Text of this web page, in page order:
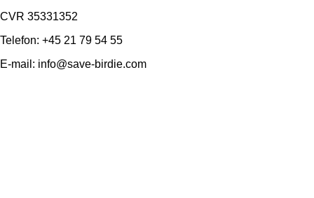
CVR 35331352
Telefon: +45 21 79 54 55
E-mail: info@save-birdie.com